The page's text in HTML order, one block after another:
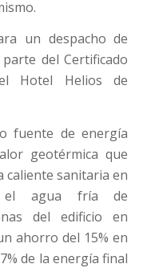
un despacho de
del Certificado
Hotel Helios de
fuente de energía
geotérmica que
caliente sanitaria en
el agua fría de
del edificio en
ahorro del 15% en
de la energía final